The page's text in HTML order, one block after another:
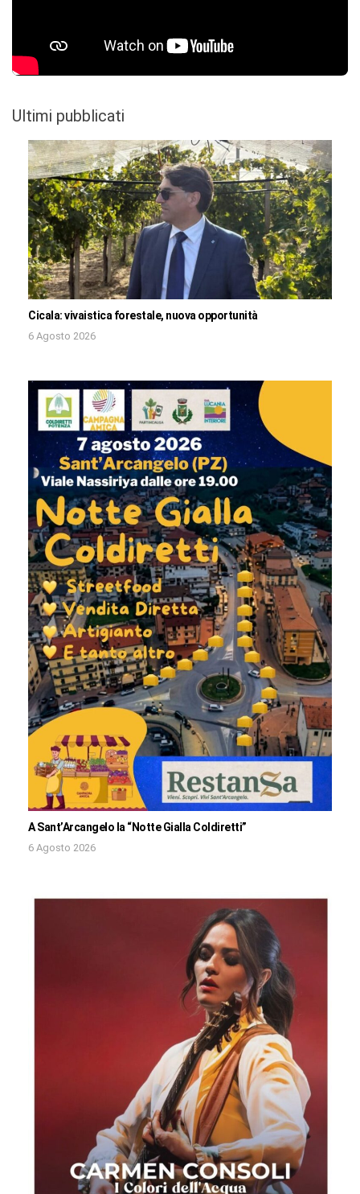
Ultimi pubblicati
Cicala: vivaistica forestale, nuova opportunità
6 Agosto 2026
A Sant’Arcangelo la “Notte Gialla Coldiretti”
6 Agosto 2026